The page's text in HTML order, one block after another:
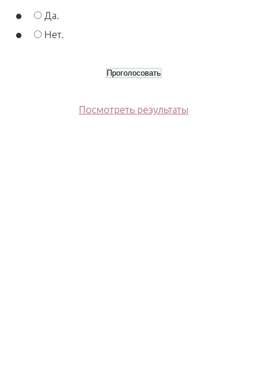
Да.
Нет.
Посмотреть результаты